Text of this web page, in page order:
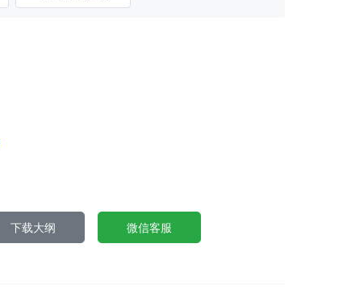
下载大纲 微信客服